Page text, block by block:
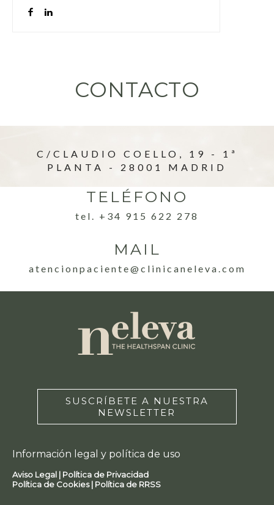
CONTACTO
C/CLAUDIO COELLO, 19 - 1ª
PLANTA - 28001 MADRID
TELÉFONO
tel. +34 915 622 278
MAIL
atencionpaciente@clinicaneleva.com
SUSCRÍBETE A NUESTRA
NEWSLETTER
Información legal y política de uso
Aviso Legal | Política de Privacidad
Política de Cookies | Política de RRSS